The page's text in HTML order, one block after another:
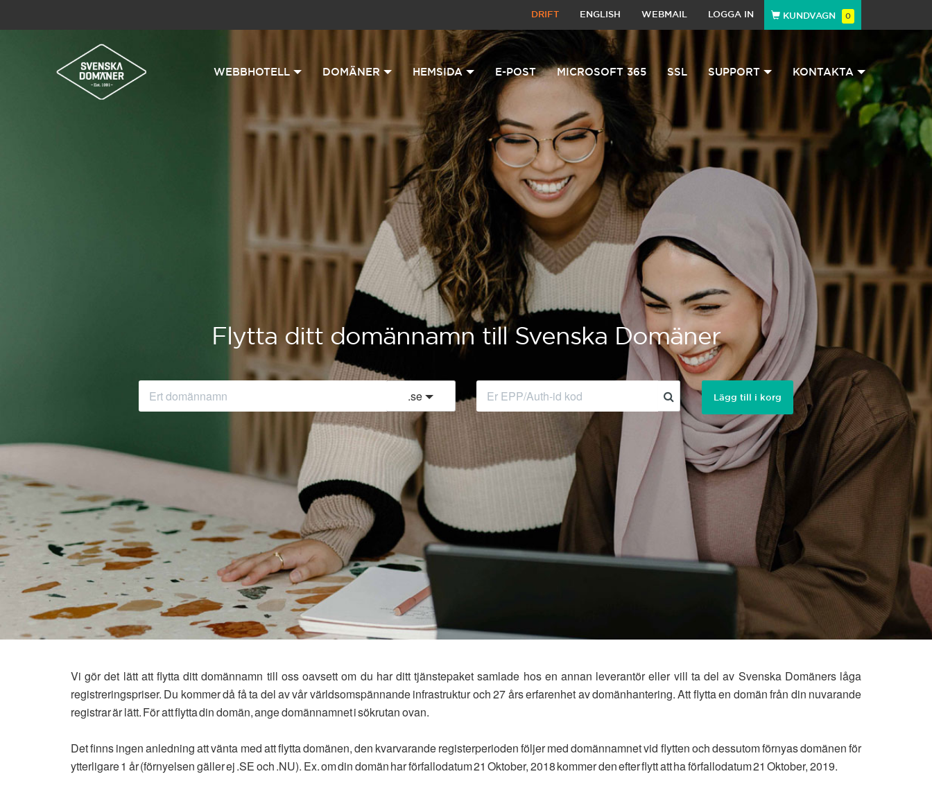
DRIFT ENGLISH WEBMAIL LOGGA IN KUNDVAGN 0
WEBBHOTELL DOMÄNER HEMSIDA E-POST MICROSOFT 365 SSL SUPPORT KONTAKTA
Flytta ditt domännamn till Svenska Domäner
.se Lägg till i korg
Vi gör det lätt att flytta ditt domännamn till oss oavsett om du har ditt tjänstepaket samlade hos en annan leverantör eller vill ta del av Svenska Domäners låga
registreringspriser. Du kommer då få ta del av vår världsomspännande infrastruktur och 27 års erfarenhet av domänhantering. Att flytta en domän från din nuvarande
registrar är lätt. För att flytta din domän, ange domännamnet i sökrutan ovan.
Det finns ingen anledning att vänta med att flytta domänen, den kvarvarande registerperioden följer med domännamnet vid flytten och dessutom förnyas domänen för
ytterligare 1 år (förnyelsen gäller ej .SE och .NU). Ex. om din domän har förfallodatum 21 Oktober, 2018 kommer den efter flytt att ha förfallodatum 21 Oktober, 2019.